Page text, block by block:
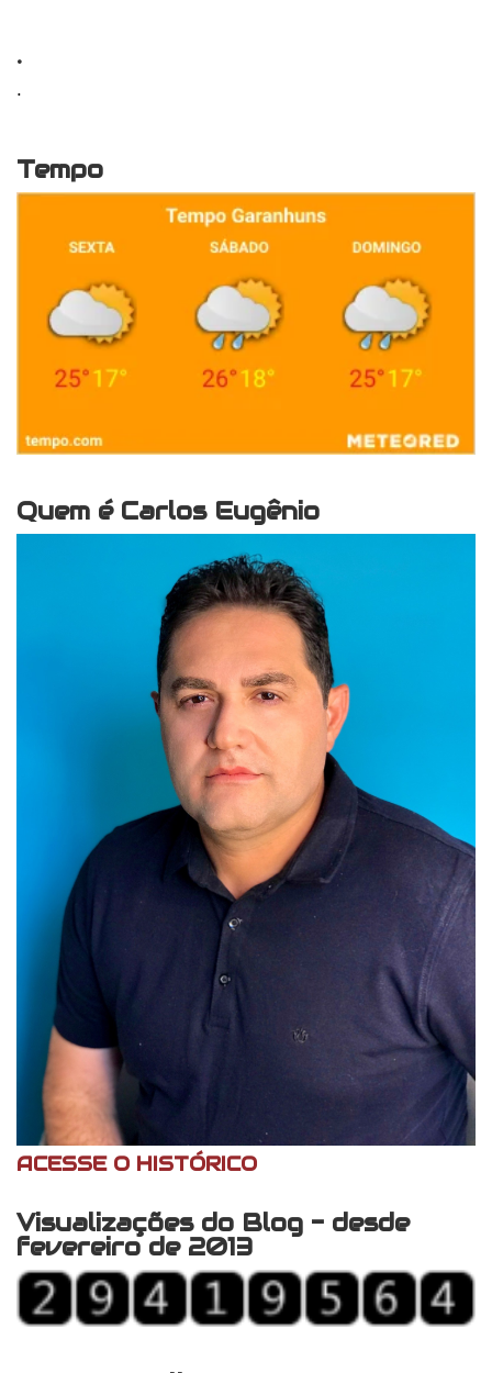
.
.
Tempo
Quem é Carlos Eugênio
ACESSE O HISTÓRICO
Visualizações do Blog - desde
fevereiro de 2013